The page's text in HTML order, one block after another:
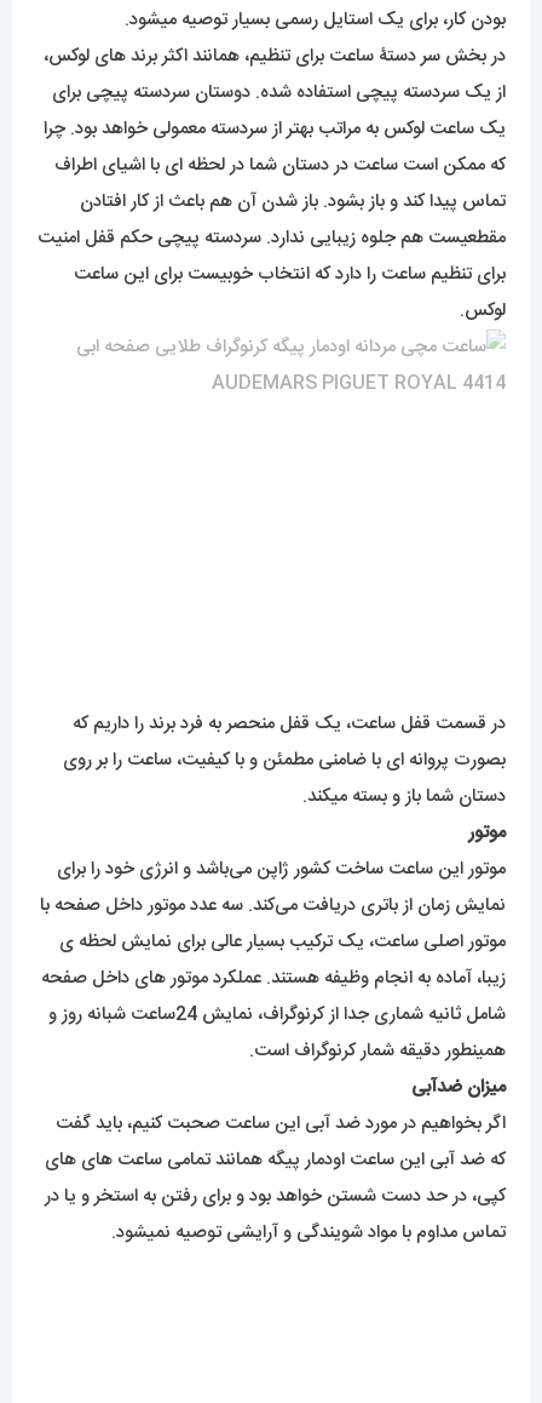
بودن کار، برای یک استایل رسمی بسیار توصیه میشود.
در بخش سر دستۀ ساعت برای تنظیم، همانند اکثر برند های لوکس،
از یک سردسته پیچی استفاده شده. دوستان سردسته پیچی برای
یک ساعت لوکس به مراتب بهتر از سردسته معمولی خواهد بود. چرا
که ممکن است ساعت در دستان شما در لحظه ای با اشیای اطراف
تماس پیدا کند و باز بشود. باز شدن آن هم باعث از کار افتادن
مقطعیست هم جلوه زیبایی ندارد. سردسته پیچی حکم قفل امنیت
برای تنظیم ساعت را دارد که انتخاب خوبیست برای این ساعت
لوکس.
موتور اصلی ساعت، یک ترکیب بسیار عالی برای نمایش لحظه ی
زیبا، آماده به انجام وظیفه هستند. عملکرد موتور های داخل صفحه
همینطور دقیقه شمار کرنوگراف است.
میزان ضدآبی
اگر بخواهیم در مورد ضد آبی این ساعت صحبت کنیم، باید گفت
که ضد آبی این ساعت اودمار پیگه همانند تمامی ساعت های های
کپی، در حد دست شستن خواهد بود و برای رفتن به استخر و یا در
تماس مداوم با مواد شویندگی و آرایشی توصیه نمیشود.